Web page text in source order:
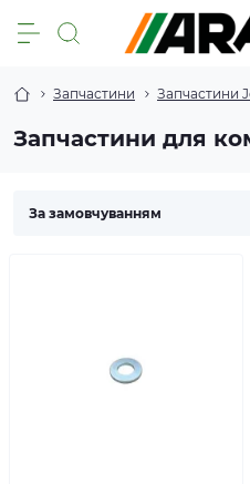
Запчастини Запчастини
Запчастини для